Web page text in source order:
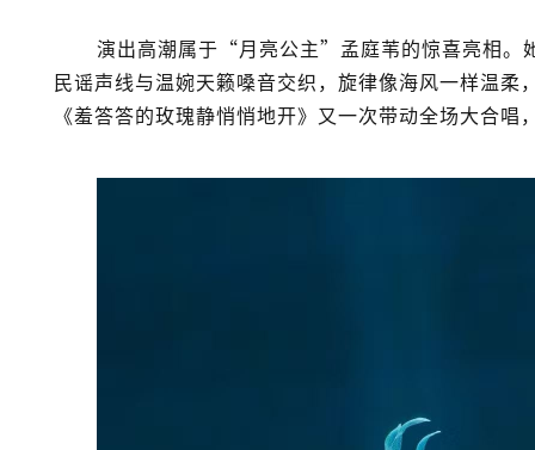
演出高潮属于“月亮公主”孟庭苇的惊喜亮相。
民谣声线与温婉天籁嗓音交织，旋律像海风一样温
《羞答答的玫瑰静悄悄地开》又一次带动全场大合唱